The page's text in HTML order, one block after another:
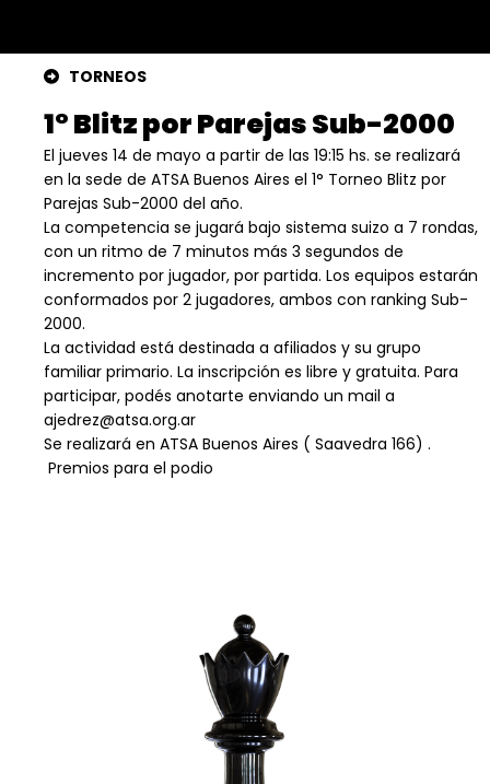
TORNEOS
1° Blitz por Parejas Sub-2000
El jueves 14 de mayo a partir de las 19:15 hs. se realizará
en la sede de ATSA Buenos Aires el 1° Torneo Blitz por
Parejas Sub-2000 del año.
La competencia se jugará bajo sistema suizo a 7 rondas,
con un ritmo de 7 minutos más 3 segundos de
incremento por jugador, por partida. Los equipos estarán
conformados por 2 jugadores, ambos con ranking Sub-
2000.
La actividad está destinada a afiliados y su grupo
familiar primario. La inscripción es libre y gratuita. Para
participar, podés anotarte enviando un mail a
ajedrez@atsa.org.ar
Se realizará en ATSA Buenos Aires ( Saavedra 166) .
Premios para el podio